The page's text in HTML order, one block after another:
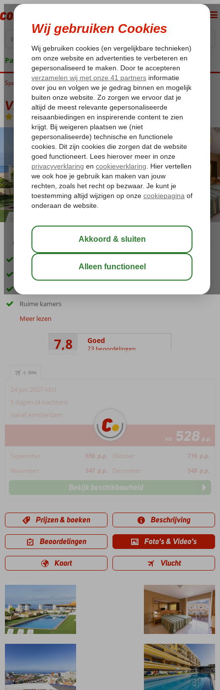
Pakketgarantie
Home
Spanje Canarische Eilanden Tenerife Costa Adeje Villa de Adeje Beach
Villa de Adeje Beach
All Inclusive-Aparthotel
04:20 aug 28°C
In het centrum
Op ca. 500 meter van het zandstrand
Ruime kamers
Meer lezen
7,8 Goed
23 beoordelingen
+
24 jun 2027 (do)
5 dagen (4 nachten)
vanaf Amsterdam
va 528 p.p.
September 656 p.p. Oktober 716 p.p.
November
547 p.p. December 548 p.p.
Bekijk beschikbaarheid
Prijzen & boeken Beschrijving
Beoordelingen Foto's & Video's
Kaart Vlucht